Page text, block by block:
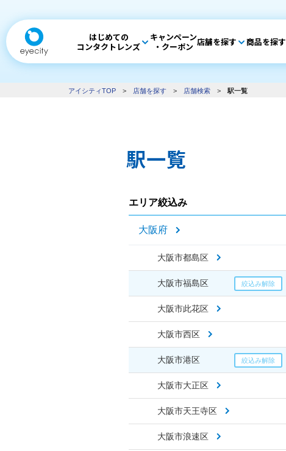
はじめての
コンタクトレンズ
キャンペーン
・クーポン 店舗を探す 商品を探す
アイシティTOP > 店舗を探す > 店舗検索 > 駅一覧
駅一覧
エリア絞込み
大阪府
大阪市都島区
大阪市福島区
大阪市此花区
大阪市西区
大阪市港区
大阪市大正区
大阪市天王寺区
大阪市浪速区